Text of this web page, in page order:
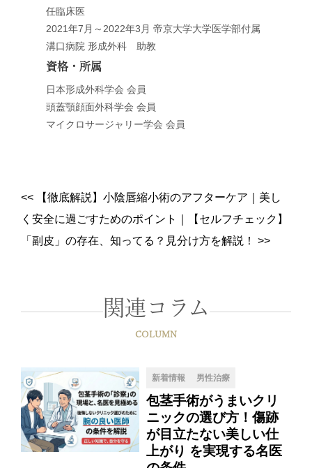
任臨床医
2021年7月～2022年3月 帝京大学大学医学部付属
溝口病院 形成外科 助教
資格・所属
日本形成外科学会 会員
頭蓋顎顔面外科学会 会員
マイクロサージャリー学会 会員
<<【徹底解説】小陰唇縮小術のアフターケア｜美し
く安全に過ごすためのポイント
【セルフチェック】
「副皮」の存在、知ってる？見分け方を解説！ >>
関連コラム
COLUMN
新着情報 男性治療
包茎手術がうまいクリ
ニックの選び方！傷跡
が目立たない美しい仕
上がり を実現する名医